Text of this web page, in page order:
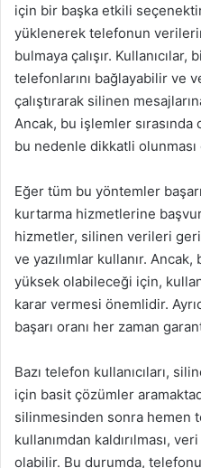
için bir başka etkili
yüklenerek telefonun
bulmaya çalışır. Kullanıcılar,
telefonlarını bağlayabilir ve
çalıştırarak silinen
Ancak, bu işlemler
bu nedenle dikkatli
Eğer tüm bu yöntemler
kurtarma hizmetlerine
hizmetler, silinen verileri
ve yazılımlar kullanır.
yüksek olabileceği için,
karar vermesi önemlidir.
başarı oranı her zaman
Bazı telefon kullanıcıları,
için basit çözümler
silinmesinden sonra hemen
kullanımdan kaldırılması,
olabilir. Bu durumda,